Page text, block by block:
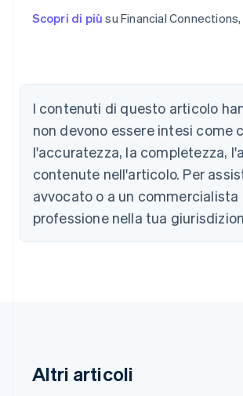
Scopri di più su Financial Connections,
I contenuti di questo articolo
non devono essere intesi come
l'accuratezza, la completezza,
contenute nell'articolo. Per
avvocato o a un
professione nella tua
Altri articoli
Austria
Português English
English
Canada
English Français
Cina continentale
简体中文English
Cipro
Croazia
Finlandia